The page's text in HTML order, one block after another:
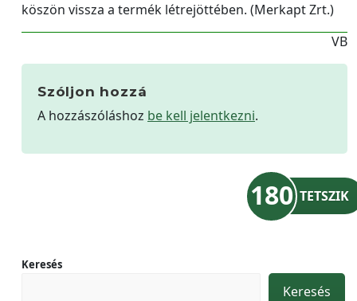
köszön vissza a termék létrejöttében. (Merkapt Zrt.)
VB
Szóljon hozzá
A hozzászóláshoz be kell jelentkezni.
180 TETSZIK
Keresés
Keresés